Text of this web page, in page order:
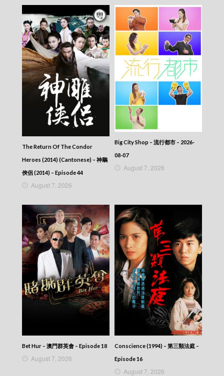
News At 7:30 – 七點半新聞報道 – 2016-07-20
News At 7:30 – 七點半新聞報道 – 2016-07-19
News At 7:30 – 七點半新聞報道 – 2016-07-18
News At 7:30 – 七點半新聞報道 – 2016-07-17
News At 7:30 – 七點半新聞報道 – 2016-07-16
News At 7:30 – 七點半新聞報道 – 2016-07-14
News At 7:30 – 七點半新聞報道 – 2016-07-13
News At 7:30 – 七點半新聞報道 – 2016-07-12
News At 7:30 – 七點半新聞報道 – 2016-07-09
News At 7:30 – 七點半新聞報道 – 2016-07-08
News At 7:30 – 七點半新聞報道 – 2016-07-07
News At 7:30 – 七點半新聞報道 – 2016-07-06
News At 7:30 – 七點半新聞報道 – 2016-07-05
News At 7:30 – 七點半新聞報道 – 2016-07-04
News At 7:30 – 七點半新聞報道 – 2016-07-03
News At 7:30 – 七點半新聞報道 – 2016-07-02
News At 7:30 – 七點半新聞報道 – 2016-07-01
News At 7:30 – 七點半新聞報道 – 2016-06-30
News At 7:30 – 七點半新聞報道 – 2016-06-29
News At 7:30 – 七點半新聞報道 – 2016-06-27
News At 7:30 – 七點半新聞報道 – 2016-06-26
News At 7:30 – 七點半新聞報道 – 2016-06-25
News At 7:30 – 七點半新聞報道 – 2016-06-24
News At 7:30 – 七點半新聞報道 – 2016-06-23
News At 7:30 – 七點半新聞報道 – 2016-06-22
News At 7:30 – 七點半新聞報道 – 2016-06-21
News At 7:30 – 七點半新聞報道 – 2016-06-20
News At 7:30 – 七點半新聞報道 – 2016-06-19
News At 7:30 – 七點半新聞報道 – 2016-06-18
News At 7:30 – 七點半新聞報道 – 2016-06-17
News At 7:30 – 七點半新聞報道 – 2016-04-14
News At 7:30 – 七點半新聞報道 – 2016-04-12
News At 7:30 – 七點半新聞報道 – 2016-04-10
News At 7:30 – 七點半新聞報道 – 2016-04-09
News At 7:30 – 七點半新聞報道 – 2016-04-08
News At 7:30 – 七點半新聞報道 – 2016-04-07
The Return Of The Condor
Heroes (2014) (Cantonese) – 神鵰
俠侶 (2014) – Episode 44
August 7, 2026
Big City Shop – 流行都市 – 2026-
08-07
August 7, 2026
Bet Hur – 澳門群英會 – Episode 18
August 7, 2026
Conscience (1994) – 第三類法庭 –
Episode 16
August 7, 2026